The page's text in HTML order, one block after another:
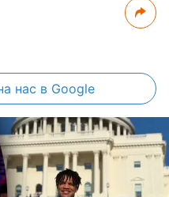
нас в Google